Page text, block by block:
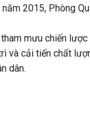
2015, Phòng
mưu chiến
và cải tiến chất
dân.